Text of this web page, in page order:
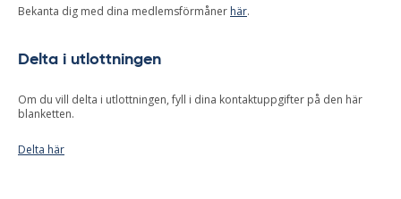
Bekanta dig med dina medlemsförmåner här.
Delta i utlottningen
Om du vill delta i utlottningen, fyll i dina kontaktuppgifter på den här
blanketten.
Delta här